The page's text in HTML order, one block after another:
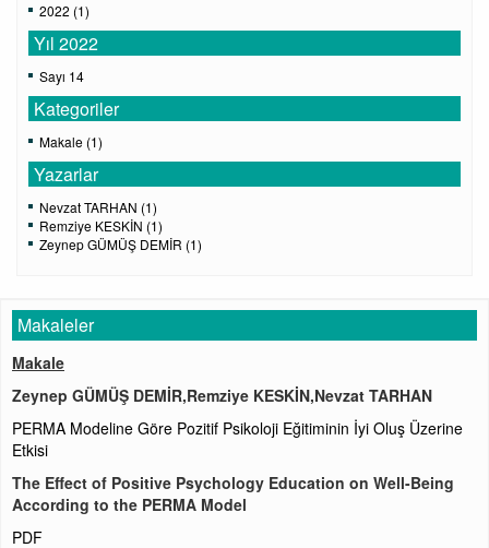
2022 (1)
Yıl 2022
Sayı 14
Kategoriler
Makale (1)
Yazarlar
Nevzat TARHAN (1)
Remziye KESKİN (1)
Zeynep GÜMÜŞ DEMİR (1)
Makaleler
Makale
Zeynep GÜMÜŞ DEMİR,Remziye KESKİN,Nevzat TARHAN
PERMA Modeline Göre Pozitif Psikoloji Eğitiminin İyi Oluş Üzerine
Etkisi
The Effect of Positive Psychology Education on Well-Being
According to the PERMA Model
PDF